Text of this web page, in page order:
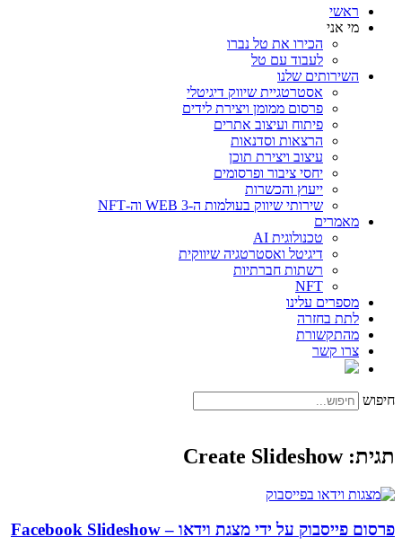
ראשי
מי אני
הכירו את טל נברו
לעבוד עם טל
השירותים שלנו
אסטרטגיית שיווק דיגיטלי
פרסום ממומן ויצירת לידים
פיתוח ועיצוב אתרים
הרצאות וסדנאות
עיצוב ויצירת תוכן
יחסי ציבור ופרסומים
ייעוץ והכשרות
שירותי שיווק בעולמות ה-WEB 3 וה-NFT
מאמרים
טכנולוגית AI
דיגיטל ואסטרטגיה שיווקית
רשתות חברתיות
NFT
מספרים עלינו
לתת בחזרה
מהתקשורת
צרו קשר
חיפוש
תגית: Create Slideshow
פרסום פייסבוק על ידי מצגת וידאו – Facebook Slideshow